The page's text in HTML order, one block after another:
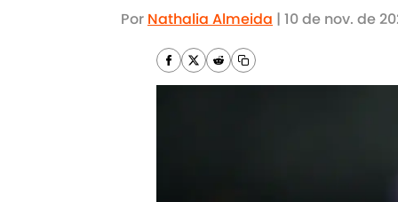
Por Nathalia Almeida | 10 de nov. de